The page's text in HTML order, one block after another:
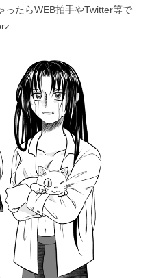
ったらWEB拍手やTwitter等で